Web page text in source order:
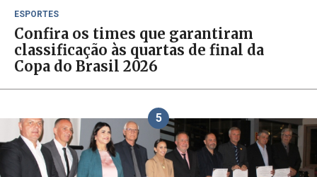
ESPORTES
Confira os times que garantiram
classificação às quartas de final da
Copa do Brasil 2026
5